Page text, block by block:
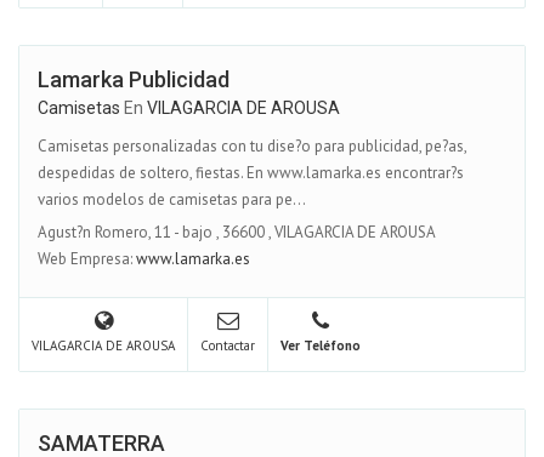
Lamarka Publicidad
Camisetas En VILAGARCIA DE AROUSA
Camisetas personalizadas con tu dise?o para publicidad, pe?as,
despedidas de soltero, fiestas. En www.lamarka.es encontrar?s
varios modelos de camisetas para pe...
Agust?n Romero, 11 - bajo , 36600,VILAGARCIA DE AROUSA
Web Empresa:www.lamarka.es
VILAGARCIA DE AROUSA Contactar Ver Teléfono
SAMATERRA